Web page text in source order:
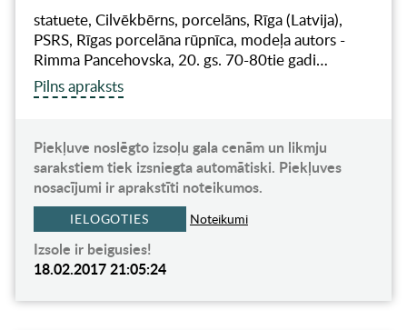
statuete, Cilvēkbērns, porcelāns, Rīga (Latvija),
PSRS, Rīgas porcelāna rūpnīca, modeļa autors -
Rimma Pancehovska, 20. gs. 70-80tie gadi…
Pilns apraksts
Piekļuve noslēgto izsoļu gala cenām un likmju
sarakstiem tiek izsniegta automātiski. Piekļuves
nosacījumi ir aprakstīti noteikumos.
IELOGOTIES Noteikumi
Izsole ir beigusies!
18.02.2017 21:05:24